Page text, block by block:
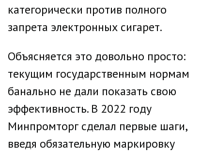
категорически против полного
запрета электронных сигарет.
Объясняется это довольно просто:
текущим государственным нормам
банально не дали показать свою
эффективность. В 2022 году
Минпромторг сделал первые шаги,
введя обязательную маркировку